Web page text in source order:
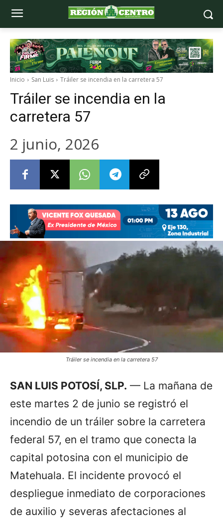
Inicio San Luis Tráiler se incendia en la carretera 57
Tráiler se incendia en la
carretera 57
2 junio, 2026
Tráiler se incendia en la carretera 57
SAN LUIS POTOSÍ, SLP. — La mañana de
este martes 2 de junio se registró el
incendio de un tráiler sobre la carretera
federal 57, en el tramo que conecta la
capital potosina con el municipio de
Matehuala. El incidente provocó el
despliegue inmediato de corporaciones
de auxilio y severas afectaciones al